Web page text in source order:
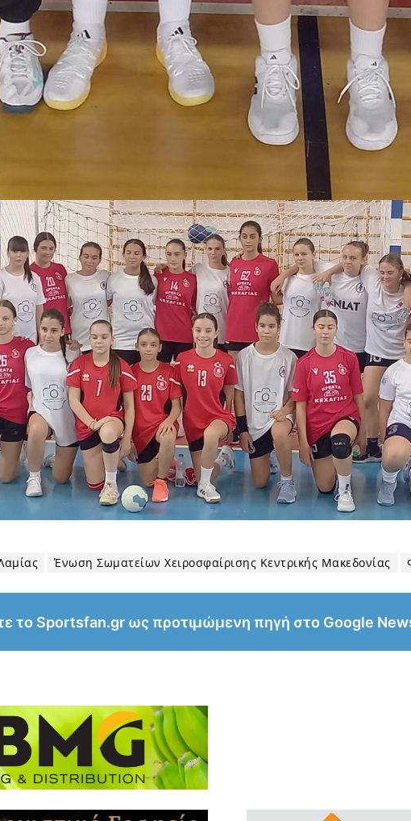
Ένωση Σωματείων Χειροσφαίρισης Κεντρικής Μακεδονίας
το Sportsfan.gr ως προτιμώμενη πηγή στο Google